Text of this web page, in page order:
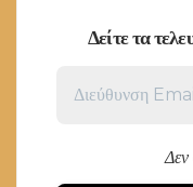
Δείτε τα